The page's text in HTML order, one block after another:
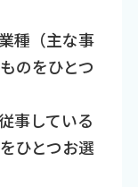
種（主な事
のをひとつ
事している
ひとつお選